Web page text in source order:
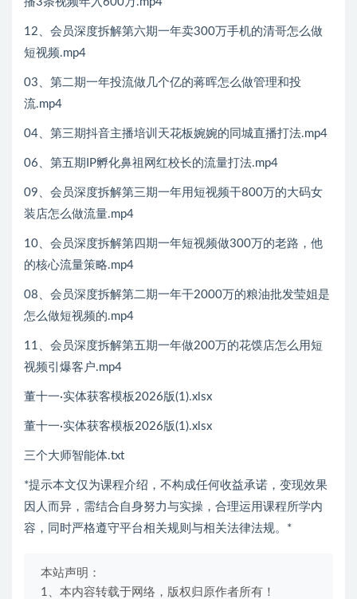
12、会员深度拆解第六期一年卖300万手机的清哥怎么做
短视频.mp4
03、第二期一年投流做几个亿的蒋晖怎么做管理和投
流.mp4
04、第三期抖音主播培训天花板婉婉的同城直播打法.mp4
06、第五期IP孵化鼻祖网红校长的流量打法.mp4
09、会员深度拆解第三期一年用短视频干800万的大码女
装店怎么做流量.mp4
10、会员深度拆解第四期一年短视频做300万的老路，他
的核心流量策略.mp4
08、会员深度拆解第二期一年干2000万的粮油批发莹姐是
怎么做短视频的.mp4
11、会员深度拆解第五期一年做200万的花馍店怎么用短
视频引爆客户.mp4
董十一·实体获客模板2026版(1).xlsx
董十一·实体获客模板2026版(1).xlsx
三个大师智能体.txt
*提示本文仅为课程介绍，不构成任何收益承诺，变现效果
因人而异，需结合自身努力与实操，合理运用课程所学内
容，同时严格遵守平台相关规则与相关法律法规。*
本站声明：
1、本内容转载于网络，版权归原作者所有！